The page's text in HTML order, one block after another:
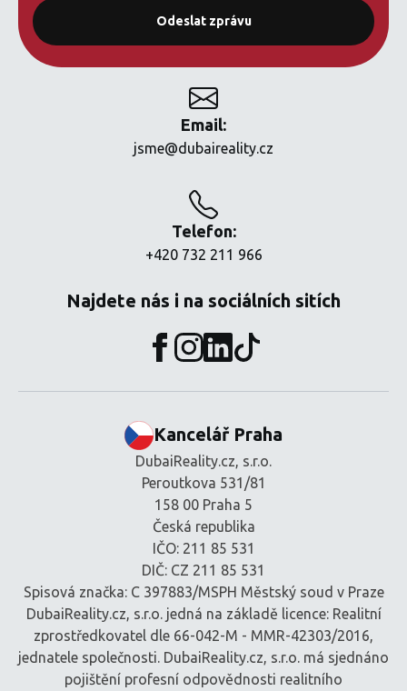
Email:
jsme@dubaireality.cz
Telefon:
+420 732 211 966
Najdete nás i na sociálních sitích
Kancelář Praha
DubaiReality.cz, s.r.o.
Peroutkova 531/81
158 00 Praha 5
Česká republika
IČO: 211 85 531
DIČ: CZ 211 85 531
Spisová značka: C 397883/MSPH Městský soud v Praze
DubaiReality.cz, s.r.o. jedná na základě licence: Realitní
zprostředkovatel dle 66-042-M - MMR-42303/2016,
jednatele společnosti. DubaiReality.cz, s.r.o. má sjednáno
pojištění profesní odpovědnosti realitního